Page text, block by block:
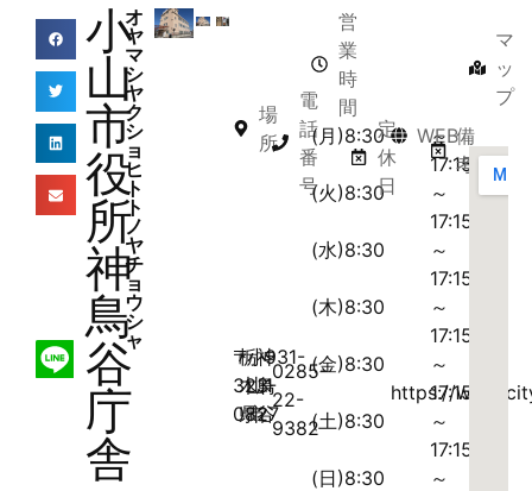
小
山
市
役
所
神
鳥
谷
庁
舎
オ
ヤ
マ
シ
ヤ
ク
シ
ョ
ヒ
ト
ト
ノ
ヤ
チ
ョ
ウ
シ
ャ
場
所
〒
323-
0827
栃
木
県
小
山
市
神
鳥
谷
931-
1
電
話
番
号
0285-
22-
9382
営
業
時
間
(月)8:30
～
17:15
(火)8:30
～
17:15
(水)8:30
～
17:15
(木)8:30
～
17:15
(金)8:30
～
17:15
(土)8:30
～
17:15
(日)8:30
～
定
休
日
WEB
https://
備
考
マ
ッ
プ